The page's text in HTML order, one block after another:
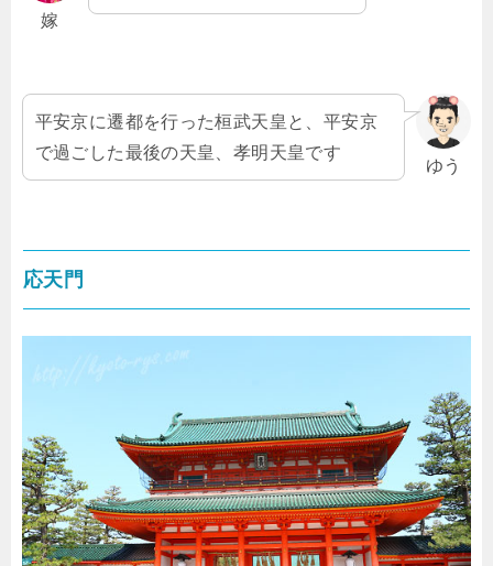
嫁
ゆう
平安京に遷都を行った桓武天皇と、平安京
で過ごした最後の天皇、孝明天皇です
応天門